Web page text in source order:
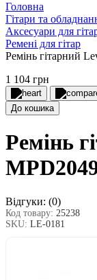
Головна
Гітари та
Аксесуари для
Ремені для гітар
Ремінь гітарний
1 104 грн
До кошика
Ремінь
Відгуки: (0)
Код товару: 25238
SKU: LE-0181